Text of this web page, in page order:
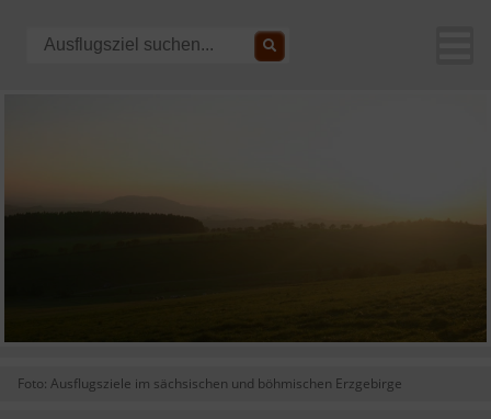
Foto: Ausflugsziele im sächsischen und böhmischen Erzgebirge